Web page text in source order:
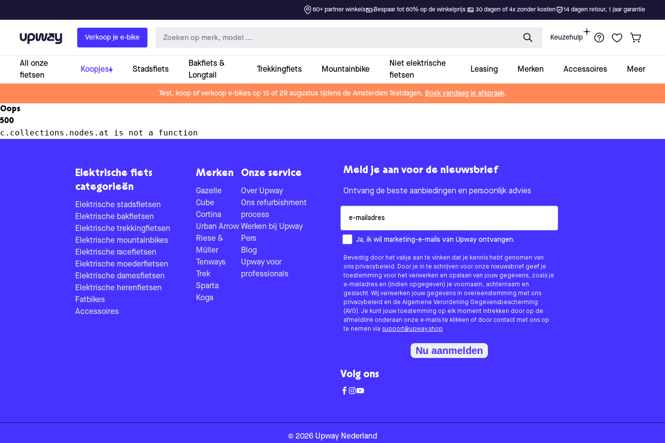
60+ partner winkels Bespaar tot 60% op de winkelprijs 30 dagen of 4x zonder kosten 14 dagen retour, 1 jaar garantie
Upway Verkoop je e-bike Keuzehulp
All onze
fietsen
Koopjes Stadsfiets
Bakfiets &
Longtail
Trekkingfiets Mountainbike
Niet elektrische
fietsen
Leasing Merken Accessoires Meer
Test, koop of verkoop e-bikes op 15 of 29 augustus tijdens de Amsterdam Testdagen. Boek vandaag je afspraak.
Oops
500
c.collections.nodes.at is not a function
Elektrische fiets
categorieën
Elektrische stadsfietsen
Elektrische bakfietsen
Elektrische trekkingfietsen
Elektrische mountainbikes
Elektrische racefietsen
Elektrische moederfietsen
Elektrische damesfietsen
Elektrische herenfietsen
Fatbikes
Accessoires
Merken
Gazelle
Cube
Cortina
Urban Arrow
Riese &
Müller
Tenways
Trek
Sparta
Koga
Onze service
Over Upway
Ons refurbishment
process
Werken bij Upway
Pers
Blog
Upway voor
professionals
Meld je aan voor de nieuwsbrief
Ontvang de beste aanbiedingen en persoonlijk advies
How would you like to hear from us?
Ja, ik wil marketing-e-mails van Upway ontvangen.
Bevestig door het vakje aan te vinken dat je kennis hebt genomen van
ons privacybeleid. Door je in te schrijven voor onze nieuwsbrief geef je
toestemming voor het verwerken en opslaan van jouw gegevens, zoals je
e-mailadres en (indien opgegeven) je voornaam, achternaam en
geslacht. Wij verwerken jouw gegevens in overeenstemming met ons
privacybeleid en de Algemene Verordening Gegevensbescherming
(AVG). Je kunt jouw toestemming op elk moment intrekken door op de
afmeldlink onderaan onze e-mails te klikken of door contact met ons op
te nemen via support@upway.shop
Nu aanmelden
Volg ons
© 2026 Upway Nederland